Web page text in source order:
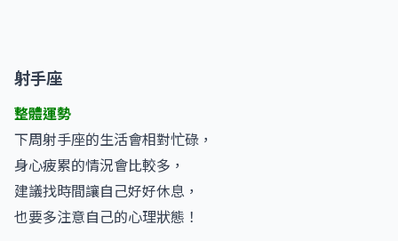
射手座
整體運勢
下周射手座的生活會相對忙碌，
身心疲累的情況會比較多，
建議找時間讓自己好好休息，
也要多注意自己的心理狀態！